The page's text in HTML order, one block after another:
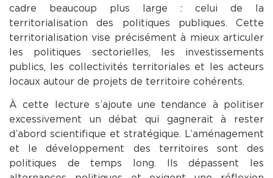
cadre beaucoup plus large : celui de la
territorialisation des politiques publiques. Cette
territorialisation vise précisément à mieux articuler
les politiques sectorielles, les investissements
publics, les collectivités territoriales et les acteurs
locaux autour de projets de territoire cohérents.
À cette lecture s’ajoute une tendance à politiser
excessivement un débat qui gagnerait à rester
d’abord scientifique et stratégique. L’aménagement
et le développement des territoires sont des
politiques de temps long. Ils dépassent les